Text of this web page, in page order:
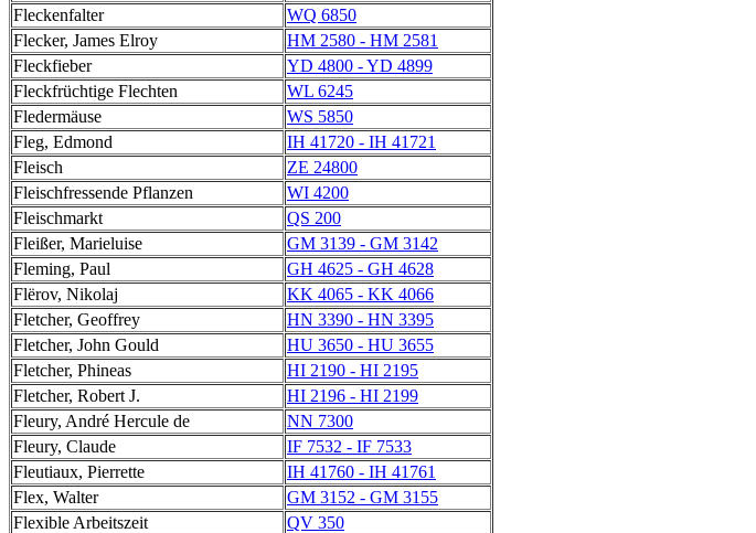
Fleckenfalter
WQ 6850
Flecker, James Elroy
HM 2580 - HM 2581
Fleckfieber
YD 4800 - YD 4899
Fleckfrüchtige Flechten
WL 6245
Fledermäuse
WS 5850
Fleg, Edmond
IH 41720 - IH 41721
Fleisch
ZE 24800
Fleischfressende Pflanzen
WI 4200
Fleischmarkt
QS 200
Fleißer, Marieluise
GM 3139 - GM 3142
Fleming, Paul
GH 4625 - GH 4628
Flërov, Nikolaj
KK 4065 - KK 4066
Fletcher, Geoffrey
HN 3390 - HN 3395
Fletcher, John Gould
HU 3650 - HU 3655
Fletcher, Phineas
HI 2190 - HI 2195
Fletcher, Robert J.
HI 2196 - HI 2199
Fleury, André Hercule de
NN 7300
Fleury, Claude
IF 7532 - IF 7533
Fleutiaux, Pierrette
IH 41760 - IH 41761
Flex, Walter
GM 3152 - GM 3155
Flexible Arbeitszeit
QV 350